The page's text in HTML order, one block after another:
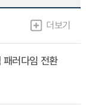
더보기
패러다임 전환